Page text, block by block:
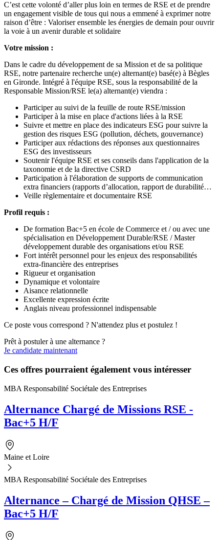
C’est cette volonté d’aller plus loin en termes de RSE et de prendre
un engagement visible de tous qui nous a emmené à exprimer notre
raison d’être : Valoriser ensemble les énergies de demain pour ouvrir
la voie à un avenir durable et solidaire
Votre mission :
Dans le cadre du développement de sa Mission et de sa politique
RSE, notre partenaire recherche un(e) alternant(e) basé(e) à Bègles
en Gironde. Intégré à l'équipe RSE, sous la responsabilité de la
Responsable Mission/RSE le(a) alternant(e) viendra :
Participer au suivi de la feuille de route RSE/mission
Participer à la mise en place d'actions liées à la RSE
Suivre et mettre en place des indicateurs ESG pour suivre la
gestion des risques ESG (pollution, déchets, gouvernance)
Participer aux rédactions des réponses aux questionnaires
ESG des investisseurs
Soutenir l'équipe RSE et ses conseils dans l'application de la
taxonomie et de la directive CSRD
Participation à l'élaboration de supports de communication
extra financiers (rapports d’allocation, rapport de durabilité…
Veille règlementaire et documentaire RSE
Profil requis :
De formation Bac+5 en école de Commerce et / ou avec une
spécialisation en Développement Durable/RSE / Master
développement durable des organisations et/ou RSE
Fort intérêt personnel pour les enjeux des responsabilités
extra-financière des entreprises
Rigueur et organisation
Dynamique et volontaire
Aisance relationnelle
Excellente expression écrite
Anglais niveau professionnel indispensable
Ce poste vous correspond ? N'attendez plus et postulez !
Prêt à postuler à une alternance ?
Je candidate maintenant
Ces offres pourraient également vous intéresser
MBA Responsabilité Sociétale des Entreprises
Alternance Chargé de Missions RSE -
Bac+5 H/F
Maine et Loire
MBA Responsabilité Sociétale des Entreprises
Alternance – Chargé de Mission QHSE –
Bac+5 H/F